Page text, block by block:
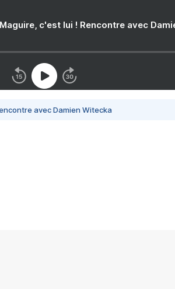
c'est lui ! Rencontre avec
avec Damien Witecka